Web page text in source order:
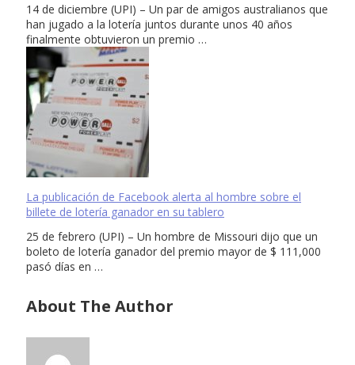
14 de diciembre (UPI) – Un par de amigos australianos que
han jugado a la lotería juntos durante unos 40 años
finalmente obtuvieron un premio …
La publicación de Facebook alerta al hombre sobre el
billete de lotería ganador en su tablero
25 de febrero (UPI) – Un hombre de Missouri dijo que un
boleto de lotería ganador del premio mayor de $ 111,000
pasó días en …
About The Author